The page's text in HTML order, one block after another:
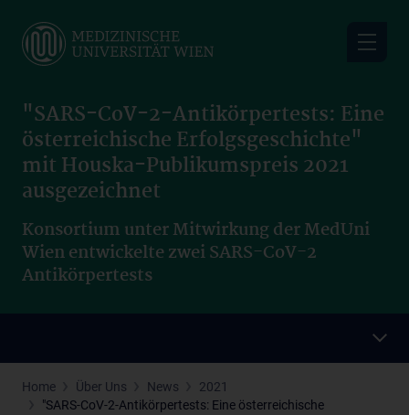
main
"SARS-CoV-2-Antikörpertests: Eine
österreichische Erfolgsgeschichte"
mit Houska-Publikumspreis 2021
ausgezeichnet
Konsortium unter Mitwirkung der MedUni
Wien entwickelte zwei SARS-CoV-2
Antikörpertests
Home Über Uns News
2021
"SARS-CoV-2-Antikörpertests: Eine österreichische